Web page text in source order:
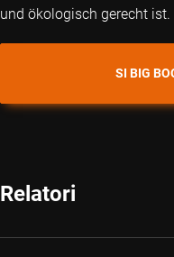
und ökologisch gerecht ist.
SI BIG
Relatori